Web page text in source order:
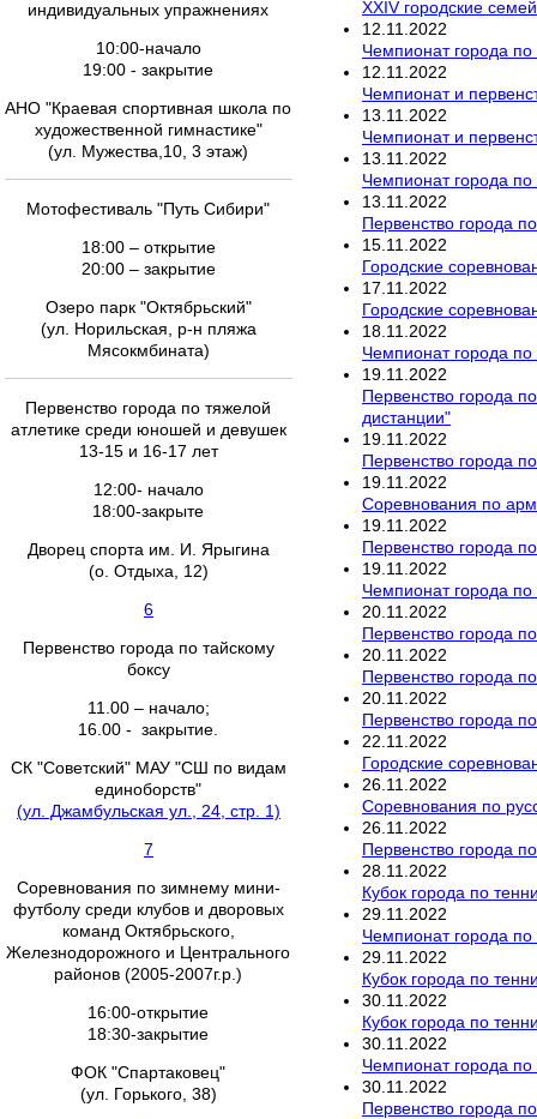
индивидуальных упражнениях
10:00-начало
19:00 - закрытие
АНО "Краевая спортивная школа по
художественной гимнастике"
(ул. Мужества,10, 3 этаж)
Мотофестиваль "Путь Сибири"
18:00 – открытие
20:00 – закрытие
Озеро парк "Октябрьский"
(ул. Норильская, р-н пляжа
Мясокмбината)
Первенство города по тяжелой
атлетике среди юношей и девушек
13-15 и 16-17 лет
12:00- начало
18:00-закрыте
Дворец спорта им. И. Ярыгина
(о. Отдыха, 12)
6
Первенство города по тайскому
боксу
11.00 – начало;
16.00 - закрытие.
СК "Советский" МАУ "СШ по видам
единоборств"
(ул. Джамбульская ул., 24, стр. 1)
7
Соревнования по зимнему мини-
футболу среди клубов и дворовых
команд Октябрьского,
Железнодорожного и Центрального
районов (2005-2007г.р.)
16:00-открытие
18:30-закрытие
ФОК "Спартаковец"
(ул. Горького, 38)
XXIV городские
12 11 2022
Чемпионат города
12 11 2022
Чемпионат и
13 11 2022
Чемпионат и
13 11 2022
Чемпионат города
13 11 2022
Первенство города
15 11 2022
Городские
17 11 2022
Городские
18 11 2022
Чемпионат города
19 11 2022
Первенство города
дистанции"
19 11 2022
Первенство города
19 11 2022
Соревнования по
19 11 2022
Первенство города
19 11 2022
Чемпионат города
20 11 2022
Первенство города
20 11 2022
Первенство города
20 11 2022
Первенство города
22 11 2022
Городские
26 11 2022
Соревнования по
26 11 2022
Первенство города
28 11 2022
Кубок города по
29 11 2022
Чемпионат города по
29 11 2022
Кубок города по
30 11 2022
Кубок города по
30 11 2022
Чемпионат города по
30 11 2022
Первенство города